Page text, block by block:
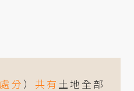
處分 ） 共有 土地全部